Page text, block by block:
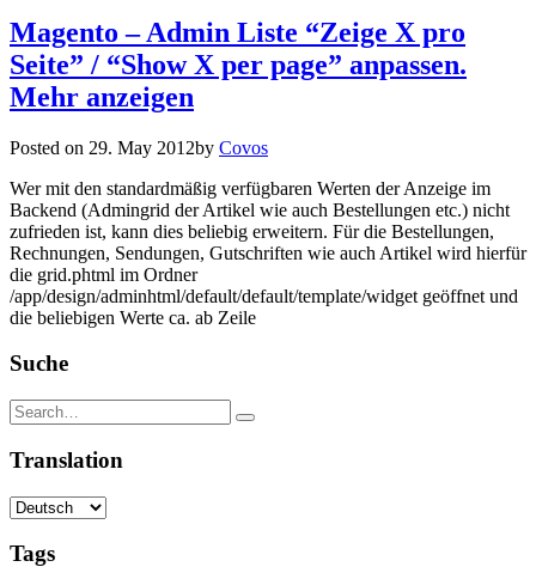
Magento – Admin Liste “Zeige X pro
Seite” / “Show X per page” anpassen.
Mehr anzeigen
Posted on 29. May 2012by Covos
Wer mit den standardmäßig verfügbaren Werten der Anzeige im
Backend (Admingrid der Artikel wie auch Bestellungen etc.) nicht
zufrieden ist, kann dies beliebig erweitern. Für die Bestellungen,
Rechnungen, Sendungen, Gutschriften wie auch Artikel wird hierfür
die grid.phtml im Ordner
/app/design/adminhtml/default/default/template/widget geöffnet und
die beliebigen Werte ca. ab Zeile
Suche
Translation
Tags